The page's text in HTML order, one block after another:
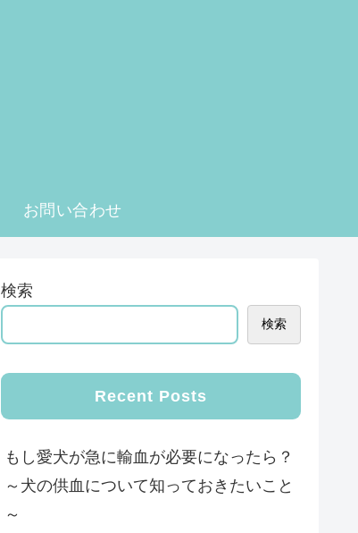
お問い合わせ
検索
検索
Recent Posts
もし愛犬が急に輸血が必要になったら？
～犬の供血について知っておきたいこと
～